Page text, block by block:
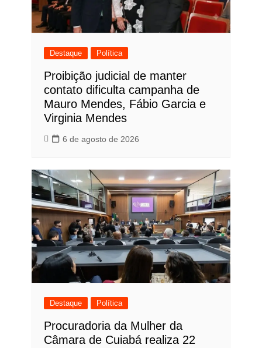
Destaque Política
Proibição judicial de manter
contato dificulta campanha de
Mauro Mendes, Fábio Garcia e
Virginia Mendes
6 de agosto de 2026
Destaque Política
Procuradoria da Mulher da
Câmara de Cuiabá realiza 22